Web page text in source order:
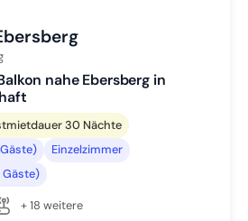
nahe Ebersberg in
30 Nächte
Einzelzimmer
Gäste)
+ 18 weitere